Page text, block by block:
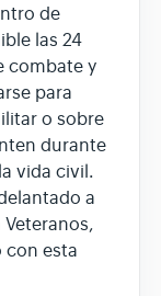
de
las 24
combate y
para
o sobre
durante
vida civil.
a
con esta